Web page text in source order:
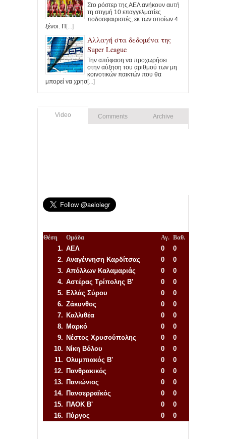
Στο ρόστερ της ΑΕΛ ανήκουν αυτή
τη στιγμή 10 επαγγελματίες
ποδοσφαιριστές, εκ των οποίων 4
ξένοι. Π [...]
Αλλαγή στα δεδομένα της
Super League
Την απόφαση να προχωρήσει
στην αύξηση του αριθμού των μη
κοινοτικών παικτών που θα
μπορεί να χρησ[...]
Video Comments Archive
Θέση Ομάδα Αγ. Βαθ.
1. ΑΕΛ 0
0
2. Αναγέννηση Καρδίτσας 0
0
3. Απόλλων Καλαμαριάς 0
0
4. Αστέρας Τρίπολης Β' 0
0
5. Ελλάς Σύρου 0
0
6. Ζάκυνθος 0
0
7. Καλλιθέα 0
0
8. Μαρκό 0
0
9. Νέστος Χρυσούπολης 0
0
10. Νίκη Βόλου 0
0
11. Ολυμπιακός Β' 0
0
12. Πανθρακικός 0
0
13. Πανιώνιος 0
0
14. Πανσερραϊκός 0
0
15. ΠΑΟΚ Β' 0
0
16. Πύργος 0
0